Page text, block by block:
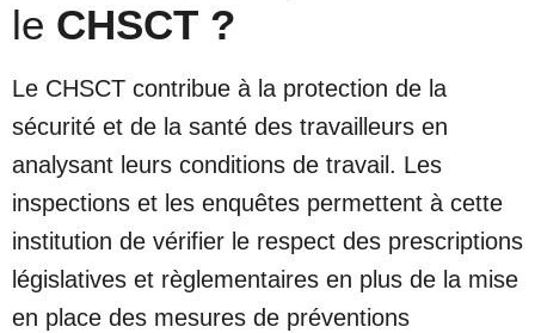
le CHSCT ?
Le CHSCT contribue à la protection de la
sécurité et de la santé des travailleurs en
analysant leurs conditions de travail. Les
inspections et les enquêtes permettent à cette
institution de vérifier le respect des prescriptions
législatives et règlementaires en plus de la mise
en place des mesures de préventions